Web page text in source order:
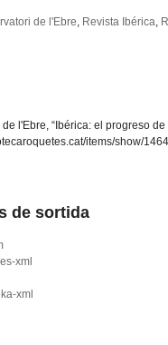
de l'Ebre, Revista Ibérica,
l'Ebre, “Ibérica: el progreso
items/show/
de sortida
xml
xml